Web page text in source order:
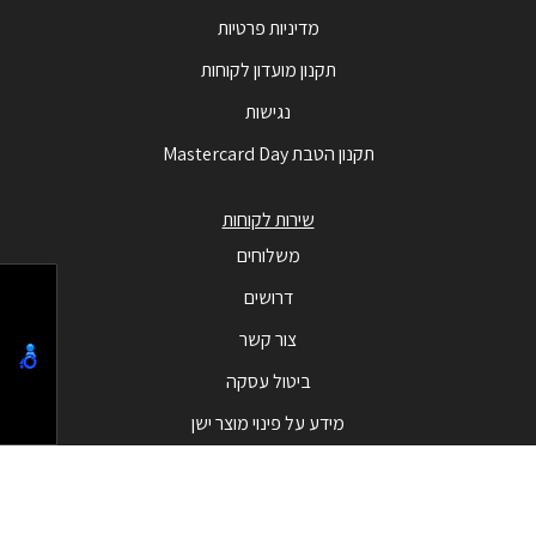
מדיניות פרטיות
תקנון מועדון לקוחות
נגישות
תקנון הטבת Mastercard Day
שירות לקוחות
משלוחים
דרושים
צור קשר
ביטול עסקה
מידע על פינוי מוצר ישן